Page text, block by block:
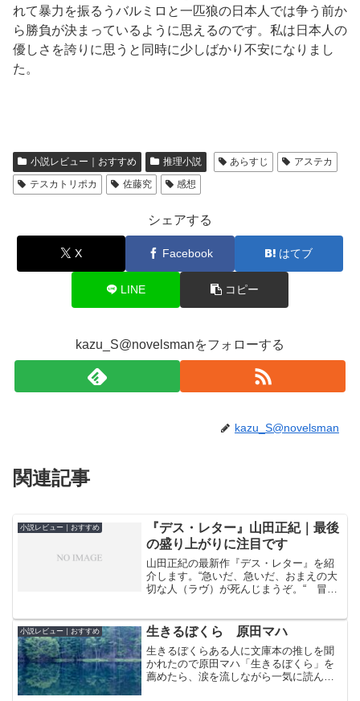
れて暴力を振るうバルミロと一匹狼の日本人では争う前か
ら勝負が決まっているように思えるのです。私は日本人の
優しさを誇りに思うと同時に少しばかり不安になりまし
た。
小説レビュー｜おすすめ 推理小説 あらすじ
アステカ
テスカトリポカ
佐藤究 感想
シェアする
X Facebook はてブ
LINE コピー
kazu_S@novelsmanをフォローする
kazu_S@novelsman
関連記事
小説レビュー｜おすすめ
『デス・レター』山田正紀｜最後
の盛り上がりに注目です
山田正紀の最新作『デス・レター』を紹
介します。“急いだ、急いだ、おまえの大
切な人（ラヴ）が死んじまうぞ。“ 冒険
う手紙を受け取った人達を死神がインタ
ビューする短編が綴ら...
小説レビュー｜おすすめ 生きるぼくら 原田マハ
生きるぼくらある人に文庫本の推しを聞
かれたので原田マハ「生きるぼくら」を
薦めたら、涙を流しながら一気に読んで